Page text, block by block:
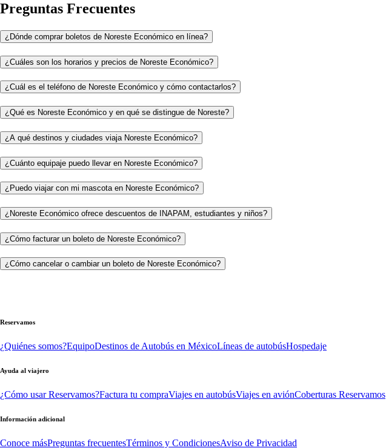
Preguntas Frecuentes
¿Dónde comprar boletos de Noreste Económico en línea?
¿Cuáles son los horarios y precios de Noreste Económico?
¿Cuál es el teléfono de Noreste Económico y cómo contactarlos?
¿Qué es Noreste Económico y en qué se distingue de Noreste?
¿A qué destinos y ciudades viaja Noreste Económico?
¿Cuánto equipaje puedo llevar en Noreste Económico?
¿Puedo viajar con mi mascota en Noreste Económico?
¿Noreste Económico ofrece descuentos de INAPAM, estudiantes y niños?
¿Cómo facturar un boleto de Noreste Económico?
¿Cómo cancelar o cambiar un boleto de Noreste Económico?
Reservamos
¿Quiénes somos?EquipoDestinos de Autobús en MéxicoLíneas de autobúsHospedaje
Ayuda al viajero
¿Cómo usar Reservamos?Factura tu compraViajes en autobúsViajes en aviónCoberturas Reservamos
Información adicional
Conoce másPreguntas frecuentesTérminos y CondicionesAviso de Privacidad